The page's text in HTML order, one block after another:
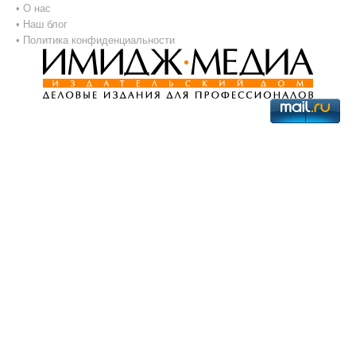
• О нас
• Наш блог
• Политика конфиденциальности